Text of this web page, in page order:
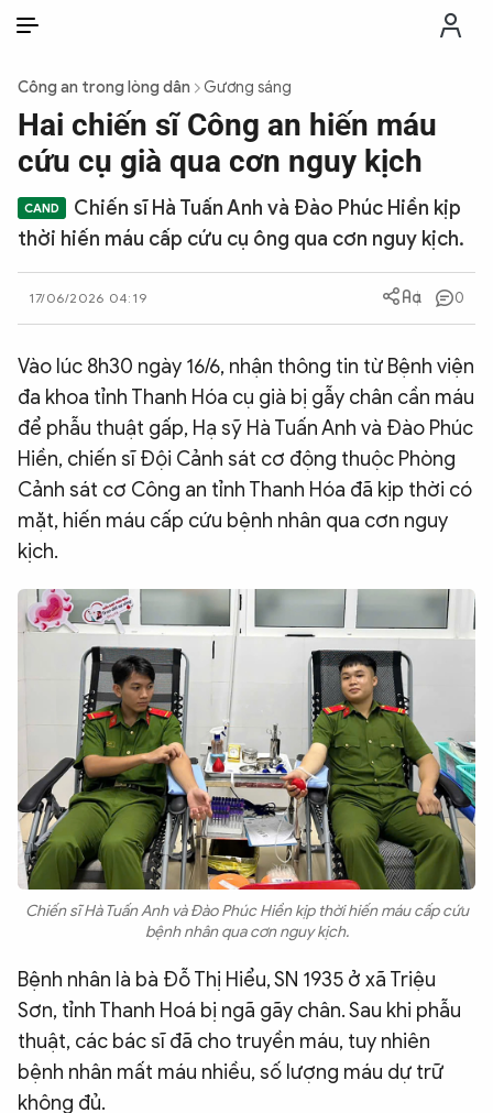
THỜI SỰ
CHỐNG DIỄN BIẾN HÒA BÌNH
CÔNG AN TRONG LÒNG DÂN
CÔNG NGHỆ
QUỐC TẾ
VĂN HÓA - THỂ THAO
BẠN ĐỌC & CAND
ĐA PHƯƠNG TIỆN
eMagazine
Podcast
Video Ảnh
Infographic
Chuyên trangAn ninh thế giớiVăn nghệ Công an
Chuyên đề
Công an trong lòng dân Gương sáng
Hai chiến sĩ Công an hiến máu
cứu cụ già qua cơn nguy kịch
Chiến sĩ Hà Tuấn Anh và Đào Phúc Hiền kịp
thời hiến máu cấp cứu cụ ông qua cơn nguy kịch.
17/06/2026 04:19 0
Vào lúc 8h30 ngày 16/6, nhận thông tin từ Bệnh viện
đa khoa tỉnh Thanh Hóa cụ già bị gẫy chân cần máu
để phẫu thuật gấp, Hạ sỹ Hà Tuấn Anh và Đào Phúc
Hiền, chiến sĩ Đội Cảnh sát cơ động thuộc Phòng
Cảnh sát cơ Công an tỉnh Thanh Hóa đã kịp thời có
mặt, hiến máu cấp cứu bệnh nhân qua cơn nguy
kịch.
Chiến sĩ Hà Tuấn Anh và Đào Phúc Hiền kịp thời hiến máu cấp cứu
bệnh nhân qua cơn nguy kịch.
Bệnh nhân là bà Đỗ Thị Hiểu, SN 1935 ở xã Triệu
Sơn, tỉnh Thanh Hoá bị ngã gãy chân. Sau khi phẫu
thuật, các bác sĩ đã cho truyền máu, tuy nhiên
bệnh nhân mất máu nhiều, số lượng máu dự trữ
không đủ.